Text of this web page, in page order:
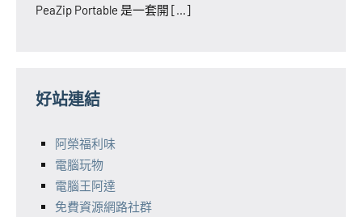
PeaZip Portable 是一套開 [...]
好站連結
阿榮福利味
電腦玩物
電腦王阿達
免費資源網路社群